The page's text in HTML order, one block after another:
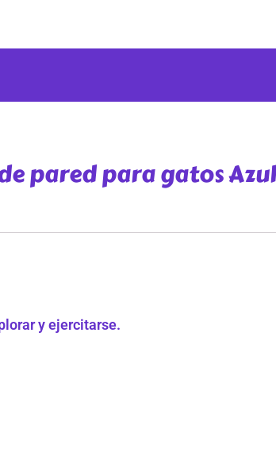
pared para gatos
y ejercitarse.